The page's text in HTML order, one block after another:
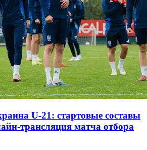
U-21: стартовые составы
трансляция матча отбора